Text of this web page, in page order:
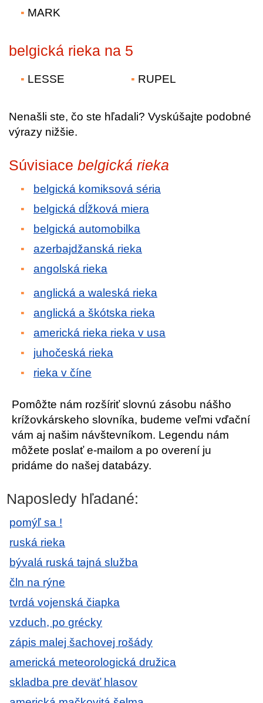
MARK
belgická rieka na 5
LESSE RUPEL
Nenašli ste, čo ste hľadali? Vyskúšajte podobné
výrazy nižšie.
Súvisiace belgická rieka
belgická komiksová séria
belgická dĺžková miera
belgická automobilka
azerbajdžanská rieka
angolská rieka
anglická a waleská rieka
anglická a škótska rieka
americká rieka rieka v usa
juhočeská rieka
rieka v číne
Pomôžte nám rozšíriť slovnú zásobu nášho
krížovkárskeho slovníka, budeme veľmi vďační
vám aj našim návštevníkom. Legendu nám
môžete poslať e-mailom a po overení ju
pridáme do našej databázy.
Naposledy hľadané:
pomýľ sa !
ruská rieka
bývalá ruská tajná služba
čln na rýne
tvrdá vojenská čiapka
vzduch, po grécky
zápis malej šachovej rošády
americká meteorologická družica
skladba pre deväť hlasov